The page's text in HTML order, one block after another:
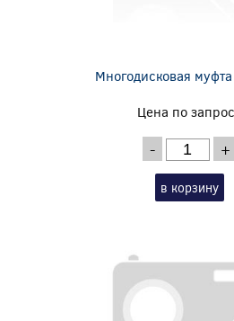
Многодисковая
Цена по
- +
в корзину